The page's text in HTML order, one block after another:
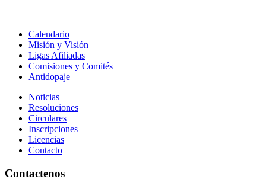
Calendario
Misión y Visión
Ligas Afiliadas
Comisiones y Comités
Antidopaje
Noticias
Resoluciones
Circulares
Inscripciones
Licencias
Contacto
Contactenos